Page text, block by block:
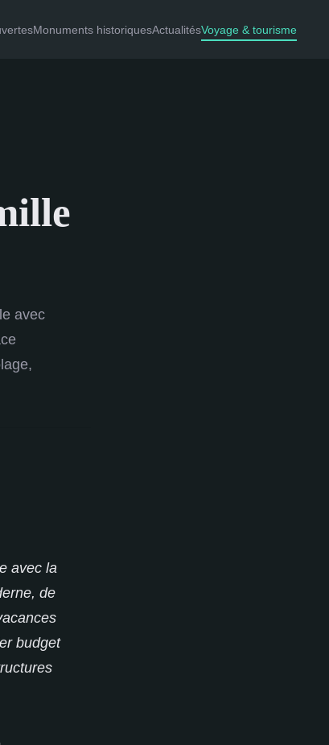
Monuments historiquesActualitésVoyage & tourisme
avec
avec la
de
budget